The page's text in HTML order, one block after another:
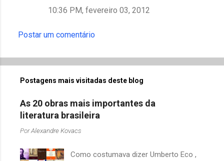
10:36 PM, fevereiro 03, 2012
Postar um comentário
Postagens mais visitadas deste blog
As 20 obras mais importantes da
literatura brasileira
PorAlexandre Kovacs
Como costumava dizer Umberto Eco ,